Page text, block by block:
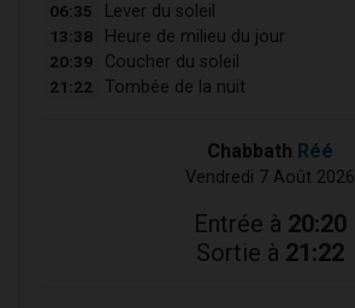
06:35 Lever du soleil
13:38 Heure de milieu du jour
20:39 Coucher du soleil
21:22 Tombée de la nuit
Chabbath Réé
Vendredi 7 Août 2026
Entrée à 20:20
Sortie à 21:22